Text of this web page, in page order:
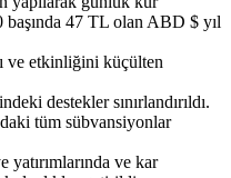
başında 47 TL olan ABD $ yıl
ve etkinliğini küçülten
destekler sınırlandırıldı.
tüm sübvansiyonlar
yatırımlarında ve kar